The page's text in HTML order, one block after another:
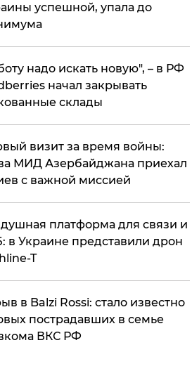
успешной, упала до
надо искать новую", – в РФ
начал закрывать
склады
визит за время войны:
МИД Азербайджана приехал
с важной миссией
платформа для связи и
в Украине представили дрон
T
в Balzi Rossi: стало известно
пострадавших в семье
ВКС РФ